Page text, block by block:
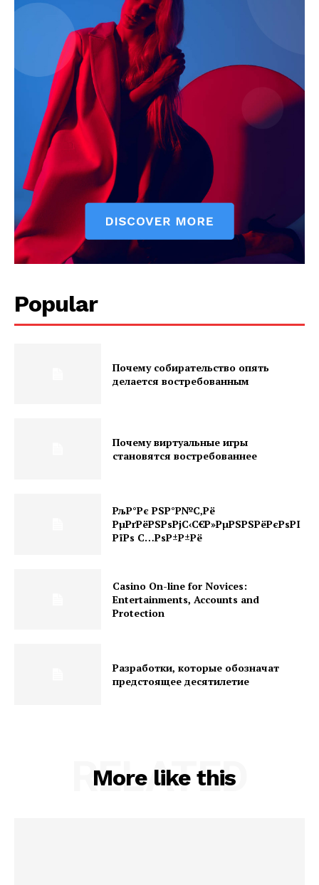
Popular
Почему собирательство опять
делается востребованным
Почему виртуальные игры
становятся востребованнее
РљР°Рє РЅР°Р№С‚Рё
РµРґРёРЅРѕРјС‹С€Р»РµРЅРЅРёРєРѕРІ
РїРѕ С…РѕР±Р±Рё
Casino On-line for Novices:
Entertainments, Accounts and
Protection
Разработки, которые обозначат
предстоящее десятилетие
More like this
RELATED